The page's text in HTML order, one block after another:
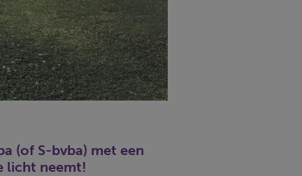
(of S-bvba) met een
licht neemt!